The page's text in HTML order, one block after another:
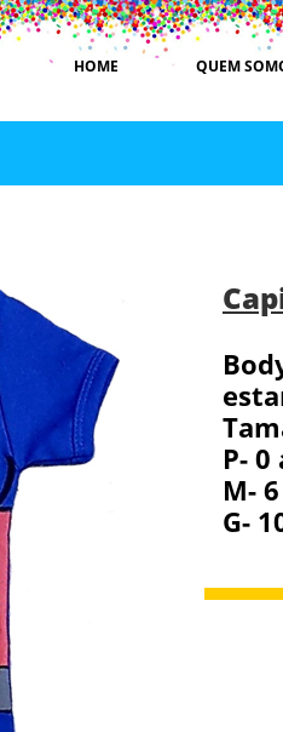
HOME QUEM
P- 0
M-
G-